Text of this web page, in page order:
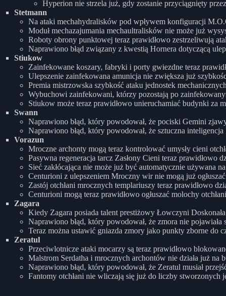
Hyperion nie strzela już, gdy zostanie przyciągnięty
Stetmann
Na ataki mechahydralisków pod wpływem konfiguracji
Moduł mechazajumania mechaultralisków nie może już
Roboty obrony punktowej teraz prawidłowo zestrzeliwują
Naprawiono błąd związany z kwestią Hornera dotyczącą
Stiukow
Zainfekowane koszary, fabryki i porty gwiezdne teraz
Ulepszenie zainfekowana amunicja nie zwiększa już
Premia mistrzowska szybkość ataku jednostek
Wybuchowi zainfekowani, którzy pozostają po
Stiukow może teraz prawidłowo unieruchamiać budynki za
Swann
Naprawiono błąd, który powodował, że pociski Gemini
Naprawiono błąd, który powodował, że sztuczna
Vorazun
Mroczne archonty mogą teraz kontrolować umysły cieni
Pasywna regeneracja tarcz Zasłony Cieni teraz prawidłowo
Sieć zakłócająca nie może już być automatycznie używana
Centurioni z ulepszeniem Mroczny wir nie mogą już
Zastój otchłani mrocznych templariuszy teraz prawidłowo
Centurioni mogą teraz prawidłowo ogłuszać molochy
Zagara
Kiedy Zagara posiada talent prestiżowy Łowczyni
Naprawiono błąd, który powodował, że zmora nie
Teraz można ustawić gniazda zmory jako punkty zborne do
Zeratul
Przeciwlotnicze ataki mocarzy są teraz prawidłowo
Malstrom Serdatha i mrocznych archontów nie działa już na
Naprawiono błąd, który powodował, że Zeratul musiał
Fantomy otchłani nie wliczają się już do liczby stworzonych